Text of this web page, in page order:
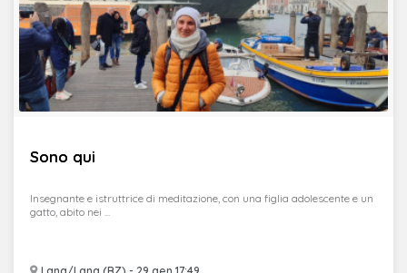
Sono qui
Insegnante e istruttrice di meditazione, con una figlia adolescente e un
gatto, abito nei ...